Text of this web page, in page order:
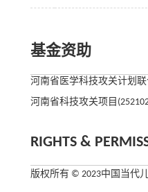
基金资助
河南省医学科技攻关计划联
河南省科技攻关项目
RIGHTS &
版权所有 © 2023中国当代